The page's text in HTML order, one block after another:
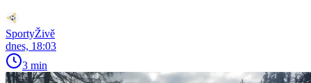
SportyŽivě
dnes, 18:03
3 min